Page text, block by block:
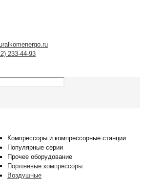
233-44-93
Компрессоры и компрессорные станции
Популярные серии
Прочее оборудование
Поршневые компрессоры
Воздушные